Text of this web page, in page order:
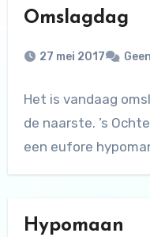
Omslagdag
27 mei 2017
Het is vandaag
de naarste. ’s
een eufore
Hypomaan